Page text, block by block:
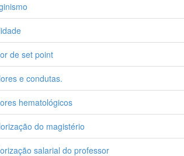
de set point
e condutas.
hematológicos
do magistério
salarial do professor